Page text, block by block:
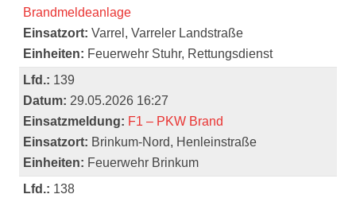
Brandmeldeanlage
Einsatzort: Varrel, Varreler Landstraße
Einheiten: Feuerwehr Stuhr, Rettungsdienst
Lfd.: 139
Datum: 29.05.2026 16:27
Einsatzmeldung: F1 – PKW Brand
Einsatzort: Brinkum-Nord, Henleinstraße
Einheiten: Feuerwehr Brinkum
Lfd.: 138